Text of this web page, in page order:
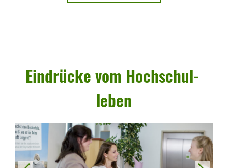
Eindrücke vom Hoch­schul­
leben